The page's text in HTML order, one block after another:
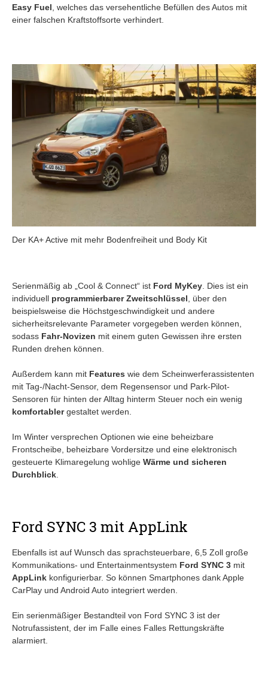
Easy Fuel , welches das versehentliche Befüllen des Autos mit
einer falschen Kraftstoffsorte verhindert.
Der KA+ Active mit mehr Bodenfreiheit und Body Kit
Serienmäßig ab „Cool & Connect“ ist Ford MyKey . Dies ist ein
individuell programmierbarer Zweitschlüssel , über den
beispielsweise die Höchstgeschwindigkeit und andere
sicherheitsrelevante Parameter vorgegeben werden können,
sodass Fahr-Novizen mit einem guten Gewissen ihre ersten
Runden drehen können.
Außerdem kann mit Features wie dem Scheinwerferassistenten
mit Tag-/Nacht-Sensor, dem Regensensor und Park-Pilot-
Sensoren für hinten der Alltag hinterm Steuer noch ein wenig
komfortablergestaltet werden.
Im Winter versprechen Optionen wie eine beheizbare
Frontscheibe, beheizbare Vordersitze und eine elektronisch
gesteuerte Klimaregelung wohlige Wärme und sicheren
Durchblick
Ford SYNC 3 mit AppLink
Ebenfalls ist auf Wunsch das sprachsteuerbare, 6,5 Zoll große
Kommunikations- und Entertainmentsystem Ford SYNC 3 mit
AppLink konfigurierbar. So können Smartphones dank Apple
CarPlay und Android Auto integriert werden.
Ein serienmäßiger Bestandteil von Ford SYNC 3 ist der
Notrufassistent, der im Falle eines Falles Rettungskräfte
alarmiert.